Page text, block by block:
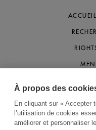
À propos des
En cliquant sur « Accepter
l’utilisation de cookies
améliorer et personnaliser
ACCUEIL